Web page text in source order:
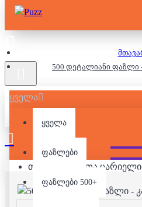
ყველა
ყველა
ფაზლები
ფაზლები 500+
თქვენი კალათა
500 დეტალიანი ფაზლი
500
ᲙᲐᲢᲔᲑᲘ